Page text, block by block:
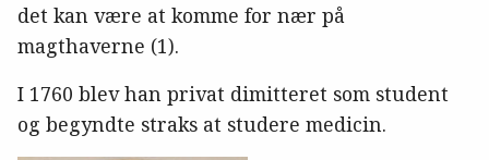
det kan være at komme for nær på
magthaverne (1).
I 1760 blev han privat dimitteret som student
og begyndte straks at studere medicin.